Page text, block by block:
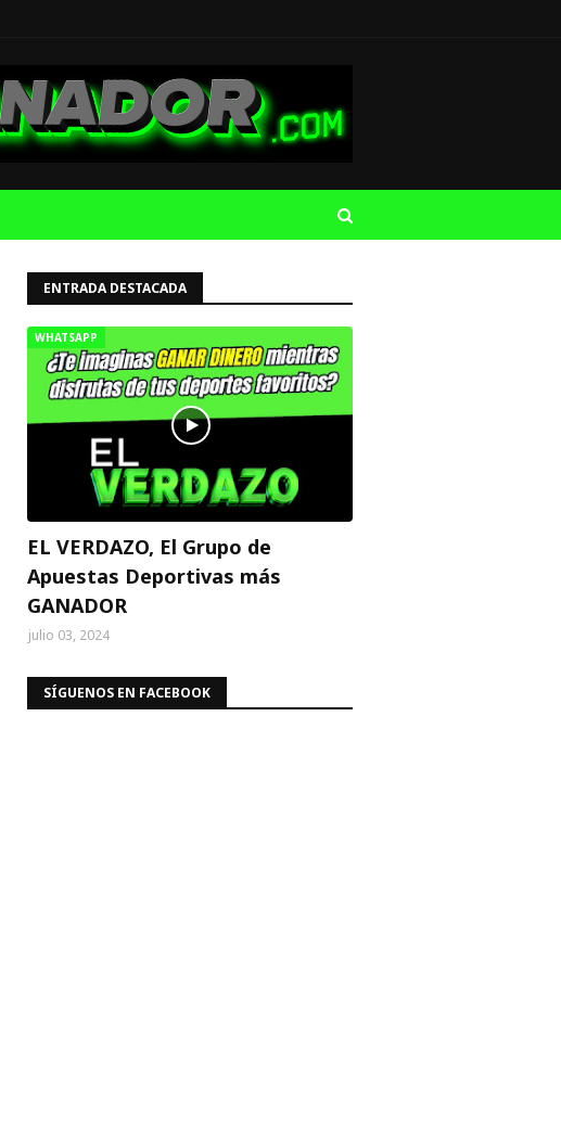
ENTRADA DESTACADA
WHATSAPP
EL VERDAZO, El Grupo de
Apuestas Deportivas más
GANADOR
julio 03, 2024
SÍGUENOS EN FACEBOOK